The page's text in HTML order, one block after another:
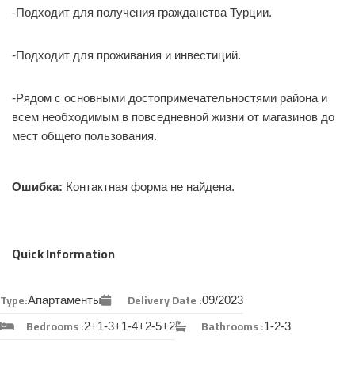
-Подходит для получения гражданства Турции.
-Подходит для проживания и инвестиций.
-Рядом с основными достопримечательностями района и
всем необходимым в повседневной жизни от магазинов до
мест общего пользования.
Ошибка: Контактная форма не найдена.
Quick Information
Type:Апартаменты Delivery Date :09/2023
Bedrooms :2+1-3+1-4+2-5+2 Bathrooms :1-2-3